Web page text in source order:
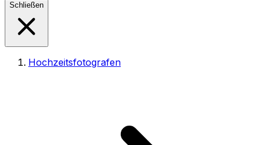
Schließen
Hochzeitsfotografen